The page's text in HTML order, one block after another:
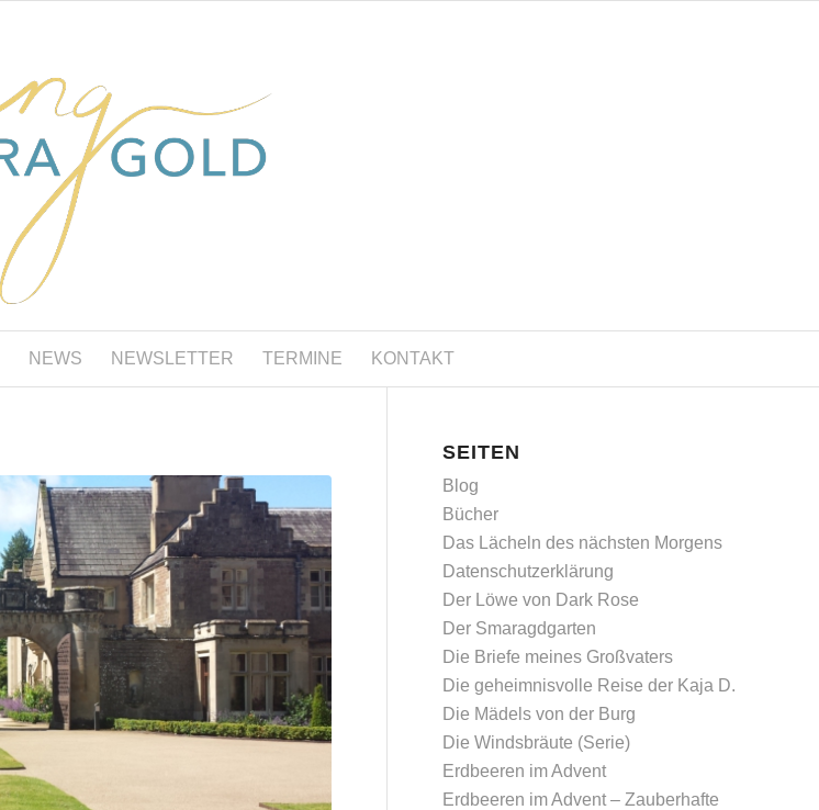
NEWS NEWSLETTER TERMINE KONTAKT
SEITEN
Blog
Bücher
Das Lächeln des nächsten Morgens
Datenschutz­erklärung
Der Löwe von Dark Rose
Der Smaragdgarten
Die Briefe meines Großvaters
Die geheimnisvolle Reise der Kaja D.
Die Mädels von der Burg
Die Windsbräute (Serie)
Erdbeeren im Advent
Erdbeeren im Advent – Zauberhafte